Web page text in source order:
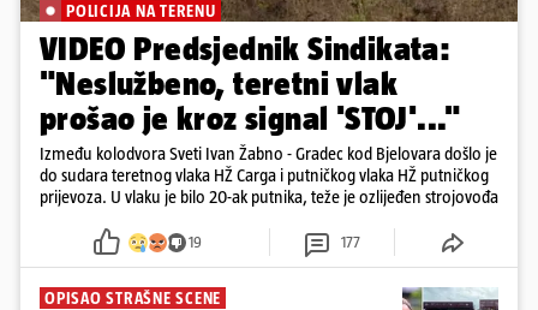
POLICIJA NA TERENU
VIDEO Predsjednik Sindikata:
"Neslužbeno, teretni vlak
prošao je kroz signal 'STOJ'..."
Između kolodvora Sveti Ivan Žabno - Gradec kod Bjelovara došlo je
do sudara teretnog vlaka HŽ Carga i putničkog vlaka HŽ putničkog
prijevoza. U vlaku je bilo 20-ak putnika, teže je ozlijeđen strojovođa
19 177
OPISAO STRAŠNE SCENE